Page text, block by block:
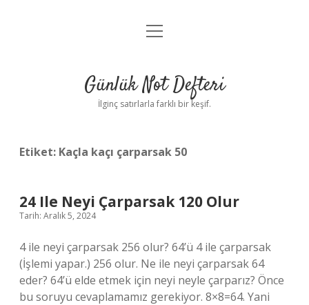
Anasayfa
Yasal Uyarı
menüyü
Günlük Not Defteri
İlginç satırlarla farklı bir keşif.
Etiket: Kaçla kaçı çarparsak 50
24 Ile Neyi Çarparsak 120 Olur
Tarih: Aralık 5, 2024
4 ile neyi çarparsak 256 olur? 64’ü 4 ile çarparsak
(İşlemi yapar.) 256 olur. Ne ile neyi çarparsak 64
eder? 64’ü elde etmek için neyi neyle çarparız? Önce
bu soruyu cevaplamamız gerekiyor. 8×8=64. Yani